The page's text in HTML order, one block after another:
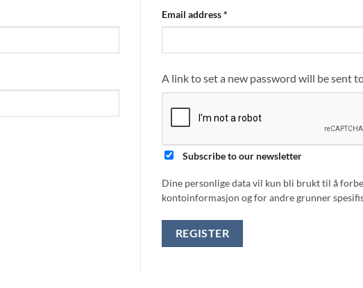
Email address*
A link to set a new password will be sent
Subscribe to our newsletter
Dine personlige data vil kun bli brukt til å
kontoinformasjon og for andre grunner
REGISTER